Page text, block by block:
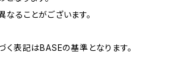
ることがございます。
表記はBASEの基準となります。